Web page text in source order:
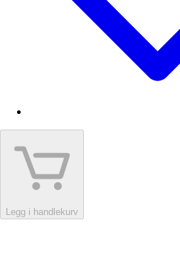
Legg i handlekurv